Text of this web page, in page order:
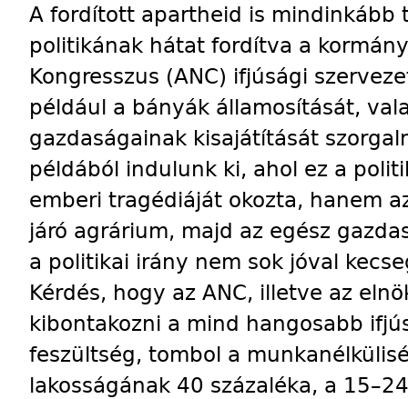
A fordított apartheid is mindinkább
politikának hátat fordítva a
Kongresszus (ANC) ifjúsági
például a bányák államosítását,
gazdaságainak kisajátítását
példából indulunk ki, ahol ez a
emberi tragédiáját okozta, hanem
járó agrárium, majd az egész
a politikai irány nem sok jóval
Kérdés, hogy az ANC, illetve az
kibontakozni a mind hangosabb
feszültség, tombol a
lakosságának 40 százaléka, a